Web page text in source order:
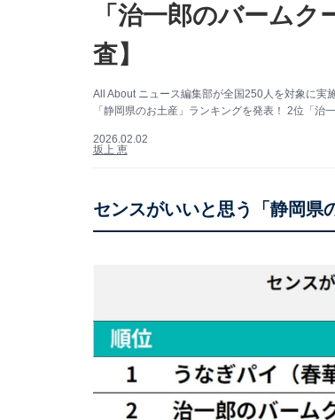
「治一郎のバーム
査】
All About ニュース編集部が全国250人を対象に実
「静岡県のお土産」ランキングを発表！ 2位「
2026.02.02
坂上 恵
センスがいいと思う「静岡県